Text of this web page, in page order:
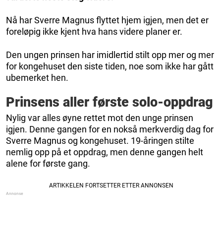
Nå har Sverre Magnus flyttet hjem igjen, men det er
foreløpig ikke kjent hva hans videre planer er.
Den ungen prinsen har imidlertid stilt opp mer og mer
for kongehuset den siste tiden, noe som ikke har gått
ubemerket hen.
Prinsens aller første solo-oppdrag
Nylig var alles øyne rettet mot den unge prinsen
igjen. Denne gangen for en nokså merkverdig dag for
Sverre Magnus og kongehuset. 19-åringen stilte
nemlig opp på et oppdrag, men denne gangen helt
alene for første gang.